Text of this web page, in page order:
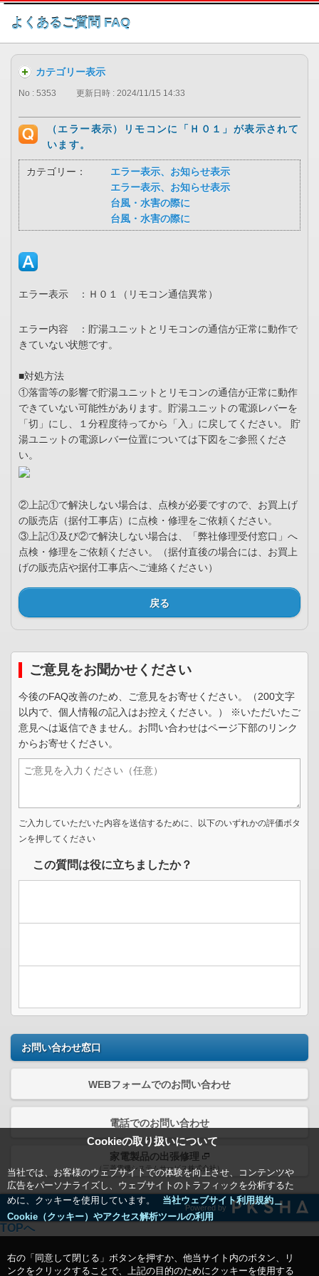
このページの本文へ
よくあるご質問 FAQ
Cookieの取り扱いについて
当社では、お客様のウェブサイトでの体験を向上させ、コンテンツや
広告をパーソナライズし、ウェブサイトのトラフィックを分析するた
めに、クッキーを使用しています。
当社ウェブサイト利用規約＿
Cookie（クッキー）やアクセス解析ツールの利用
右の「同意して閉じる」ボタンを押すか、他当サイト内のボタン、リ
ンクをクリックすることで、上記の目的のためにクッキーを使用する
カテゴリー表示
No : 5353 更新日時 : 2024/11/15 14:33
（エラー表示）リモコンに「Ｈ０１」が表示されて
います。
カテゴリー：
エラー表示、お知らせ表示
エラー表示、お知らせ表示
台風・水害の際に
台風・水害の際に
エラー表示 ：Ｈ０１（リモコン通信異常）
エラー内容 ：貯湯ユニットとリモコンの通信が正常に動作で
きていない状態です。
■対処方法
①落雷等の影響で貯湯ユニットとリモコンの通信が正常に動作
できていない可能性があります。貯湯ユニットの電源レバーを
「切」にし、１分程度待ってから「入」に戻してください。 貯
湯ユニットの電源レバー位置については下図をご参照くださ
い。
②上記①で解決しない場合は、点検が必要ですので、お買上げ
の販売店（据付工事店）に点検・修理をご依頼ください。
③上記①及び②で解決しない場合は、「弊社修理受付窓口」へ
点検・修理をご依頼ください。（据付直後の場合には、お買上
げの販売店や据付工事店へご連絡ください）
戻る
ご意見をお聞かせください
今後のFAQ改善のため、ご意見をお寄せください。（200文字
以内で、個人情報の記入はお控えください。） ※いただいたご
意見へは返信できません。お問い合わせはページ下部のリンク
からお寄せください。
ご入力していただいた内容を送信するために、以下のいずれかの評価ボタ
ンを押してください
この質問は役に立ちましたか？
お問い合わせ窓口
WEBフォームでのお問い合わせ
電話でのお問い合わせ
家電製品の出張修理
（三菱電機システムサービス株式会社）
Powered by
TOPへ